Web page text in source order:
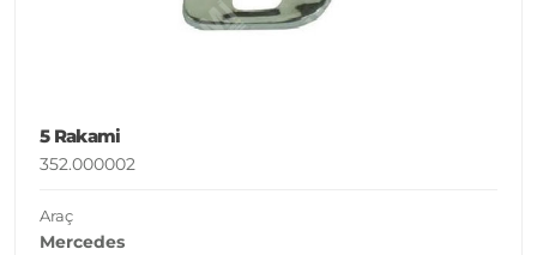
5 Rakami
352.000002
Araç
Mercedes